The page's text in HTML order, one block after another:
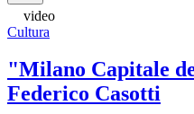
video
Cultura
"Milano Capitale
Federico Casotti